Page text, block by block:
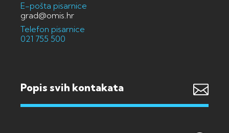
E-pošta pisarnice
grad@omis.hr
Telefon pisarnice
021 755 500
Popis svih kontakata